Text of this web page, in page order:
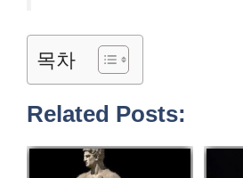
목차
Related Posts: